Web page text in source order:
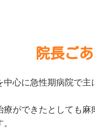
院長ご
心に急性期病院で主
ができたとしても麻